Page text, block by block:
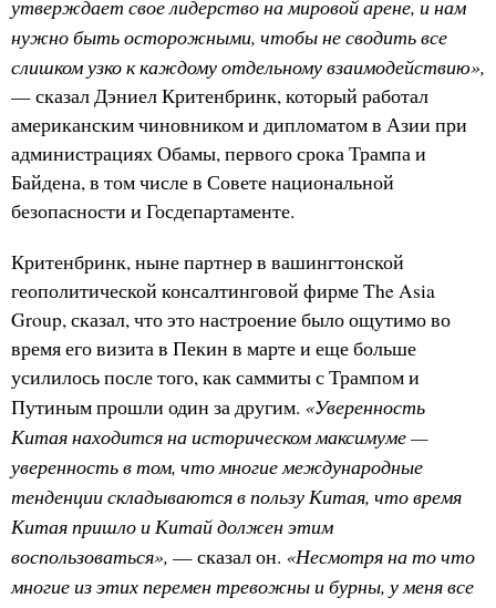
утверждает свое лидерство на мировой арене, и нам
нужно быть осторожными, чтобы не сводить все
слишком узко к каждому отдельному взаимодействию»,
— сказал Дэниел Критенбринк, который работал
американским чиновником и дипломатом в Азии при
администрациях Обамы, первого срока Трампа и
Байдена, в том числе в Совете национальной
безопасности и Госдепартаменте.
Критенбринк, ныне партнер в вашингтонской
геополитической консалтинговой фирме The Asia
Group, сказал, что это настроение было ощутимо во
время его визита в Пекин в марте и еще больше
усилилось после того, как саммиты с Трампом и
Путиным прошли один за другим. «Уверенность
Китая находится на историческом максимуме —
уверенность в том, что многие международные
тенденции складываются в пользу Китая, что время
Китая пришло и Китай должен этим
воспользоваться», — сказал он. «Несмотря на то что
многие из этих перемен тревожны и бурны, у меня все